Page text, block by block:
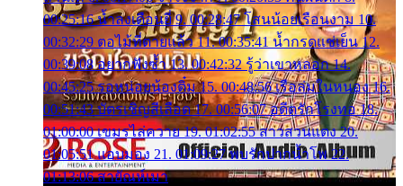
00:25:16 น้ำลงเดือนยี่ 9. 00:28:47 โสนน้อยเรือนงาม 10.
00:32:29 ตอไม้ที่ตายแล้ว 11. 00:35:41 น้ำกรดแช่เย็น 12.
00:39:08 อยากฟังซ้ำ 13. 00:42:32 รู้ว่าเขาหลอก 14.
00:45:25 รอหน่อยน้องติ๋ม 15. 00:48:56 เรือล่มในหนอง 16.
00:51:43 บัตรเชิญสีเลือด 17. 00:56:07 อดีตรักโรงทอ 18.
01:00:00 เขมรไล่ควาย 19. 01:02:55 สาวสวนแตง 20.
01:05:51 แอบมอง 21. 01:09:27 พบรักปากน้ำโพ 22.
01:13:06 สายัณห์เมา